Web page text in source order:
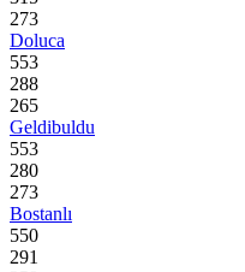
273
Doluca
553
288
265
Geldibuldu
553
280
273
Bostanlı
550
291